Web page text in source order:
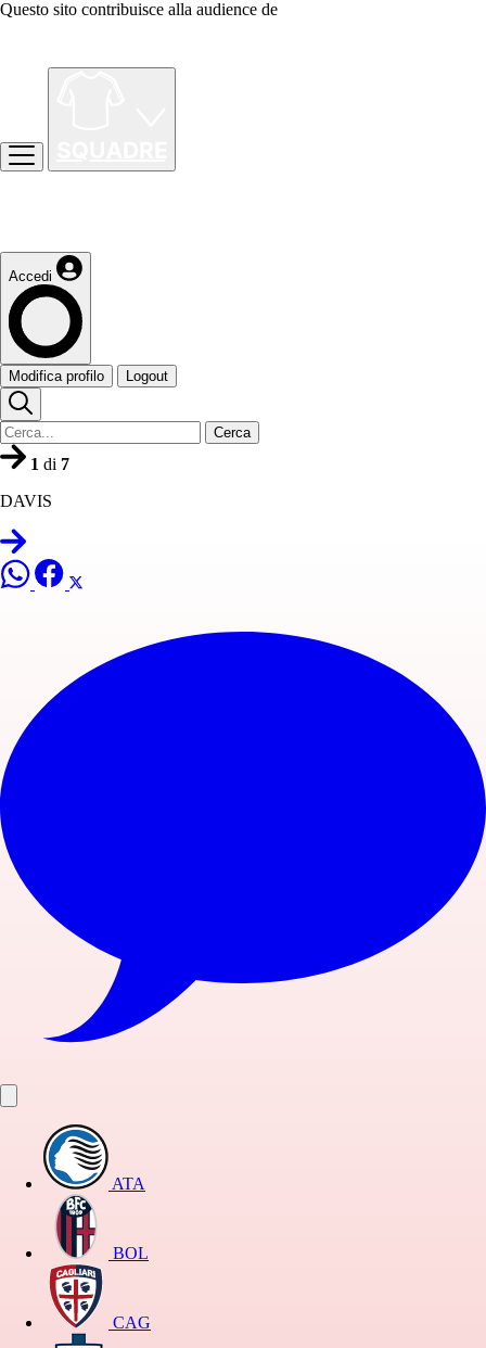
Questo sito contribuisce alla audience de
Accedi
Modifica profilo Logout
Cerca
1 di 7
DAVIS
ATA
BOL
CAG